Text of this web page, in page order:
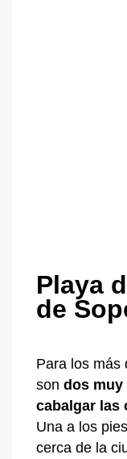
Playa
de
Para los más
son dos muy
cabalgar las
Una a los
cerca de la